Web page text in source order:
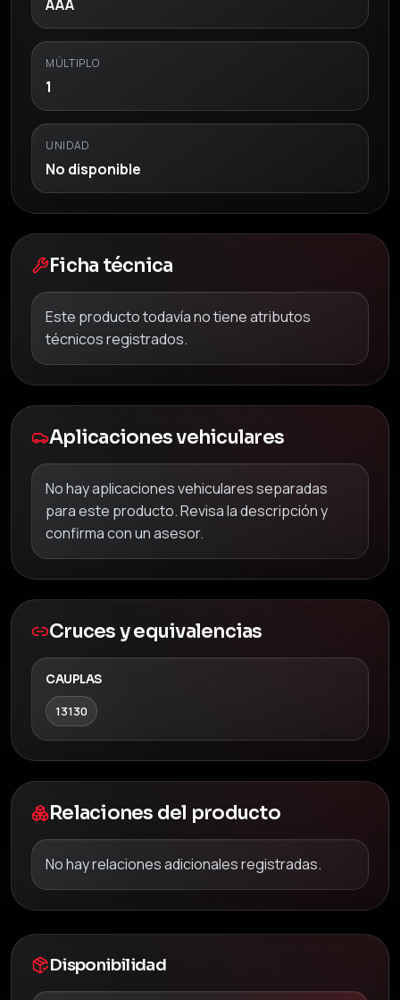
AAA
MÚLTIPLO
1
UNIDAD
No disponible
Ficha técnica
Este producto todavía no tiene atributos
técnicos registrados.
Aplicaciones vehiculares
No hay aplicaciones vehiculares separadas
para este producto. Revisa la descripción y
confirma con un asesor.
Cruces y equivalencias
CAUPLAS
13130
Relaciones del producto
No hay relaciones adicionales registradas.
Disponibilidad